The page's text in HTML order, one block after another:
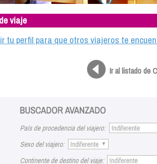
viaje
tu perfil para que otros viajeros te
Ir al listado de